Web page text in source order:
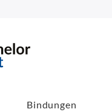
Bindungen